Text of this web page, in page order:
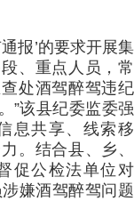
报’的要求开展集
、重点人员，常
处酒驾醉驾违纪
”该县纪委监委强
息共享、线索移
。结合县、乡、
促公检法单位对
嫌酒驾醉驾问题